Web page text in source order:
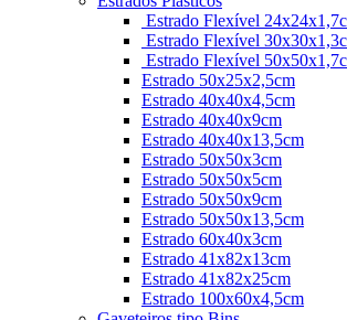
Estrado Flexível
Estrado Flexível
Estrado Flexível
Estrado 50x25x2,5cm
Estrado 40x40x4,5cm
Estrado 40x40x9cm
Estrado 40x40x13,5cm
Estrado 50x50x3cm
Estrado 50x50x5cm
Estrado 50x50x9cm
Estrado 50x50x13,5cm
Estrado 60x40x3cm
Estrado 41x82x13cm
Estrado 41x82x25cm
Estrado 100x60x4,5cm